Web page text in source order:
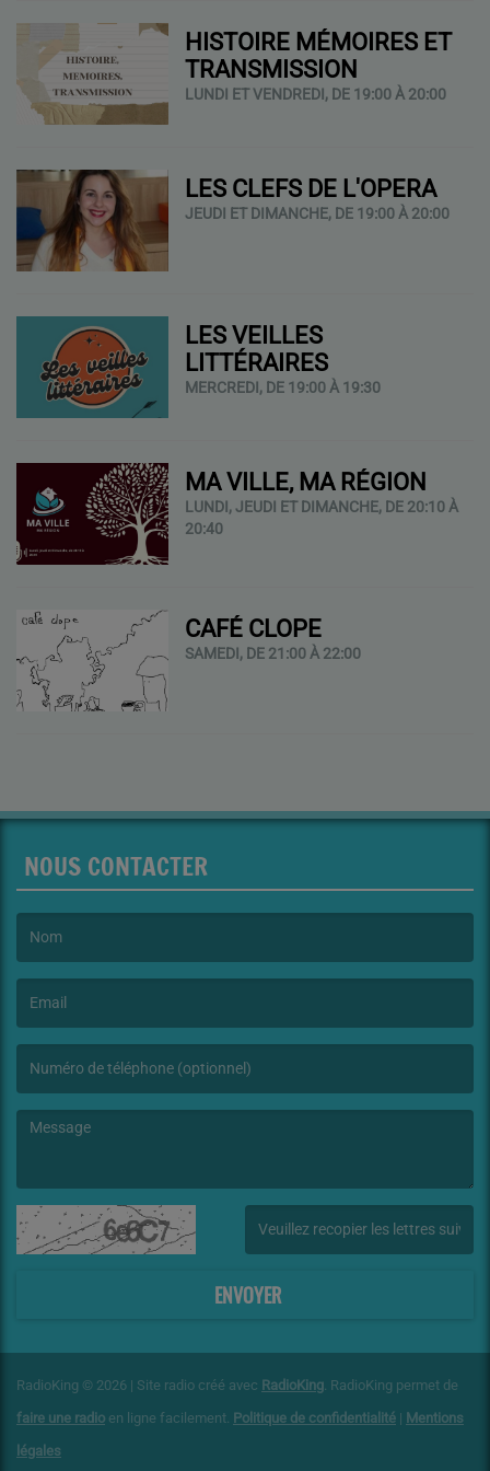
HISTOIRE MÉMOIRES ET
TRANSMISSION
LUNDI ET VENDREDI, DE 19:00 À 20:00
LES CLEFS DE L'OPERA
JEUDI ET DIMANCHE, DE 19:00 À 20:00
LES VEILLES
LITTÉRAIRES
MERCREDI, DE 19:00 À 19:30
MA VILLE, MA RÉGION
LUNDI, JEUDI ET DIMANCHE, DE 20:10 À
20:40
CAFÉ CLOPE
SAMEDI, DE 21:00 À 22:00
NOUS CONTACTER
ENVOYER
RadioKing © 2026 | Site radio créé avec RadioKing . RadioKing permet de
faire une radio en ligne facilement. Politique de confidentialité | Mentions
légales